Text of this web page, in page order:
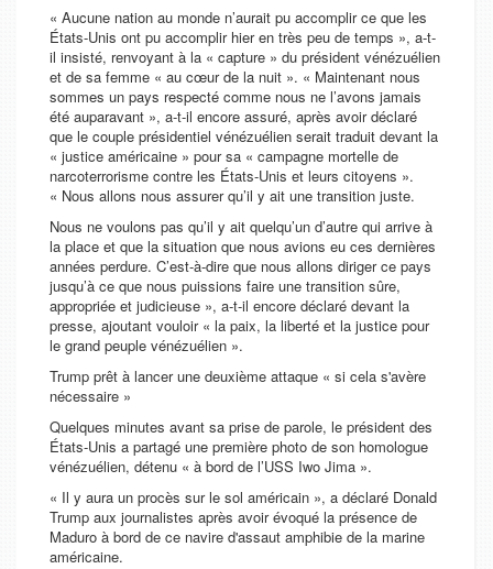
« Aucune nation au monde n’aurait pu accomplir ce que les
États-Unis ont pu accomplir hier en très peu de temps », a-t-
il insisté, renvoyant à la « capture » du président vénézuélien
et de sa femme « au cœur de la nuit ». « Maintenant nous
sommes un pays respecté comme nous ne l’avons jamais
été auparavant », a-t-il encore assuré, après avoir déclaré
que le couple présidentiel vénézuélien serait traduit devant la
« justice américaine » pour sa « campagne mortelle de
narcoterrorisme contre les États-Unis et leurs citoyens ».
« Nous allons nous assurer qu’il y ait une transition juste.
Nous ne voulons pas qu’il y ait quelqu’un d’autre qui arrive à
la place et que la situation que nous avions eu ces dernières
années perdure. C’est-à-dire que nous allons diriger ce pays
jusqu’à ce que nous puissions faire une transition sûre,
appropriée et judicieuse », a-t-il encore déclaré devant la
presse, ajoutant vouloir « la paix, la liberté et la justice pour
le grand peuple vénézuélien ».
Trump prêt à lancer une deuxième attaque « si cela s'avère
nécessaire »
Quelques minutes avant sa prise de parole, le président des
États-Unis a partagé une première photo de son homologue
vénézuélien, détenu « à bord de l’USS Iwo Jima ».
« Il y aura un procès sur le sol américain », a déclaré Donald
Trump aux journalistes après avoir évoqué la présence de
Maduro à bord de ce navire d'assaut amphibie de la marine
américaine.